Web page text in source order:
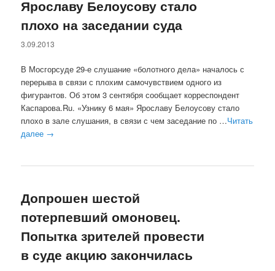
Ярославу Белоусову стало
плохо на заседании суда
3.09.2013
В Мосгорсуде 29-е слушание «болотного дела» началось с
перерыва в связи с плохим самочувствием одного из
фигурантов. Об этом 3 сентября сообщает корреспондент
Каспарова.Ru. «Узнику 6 мая» Ярославу Белоусову стало
плохо в зале слушания, в связи с чем заседание по …Читать
далее →
Допрошен шестой
потерпевший омоновец.
Попытка зрителей провести
в суде акцию закончилась